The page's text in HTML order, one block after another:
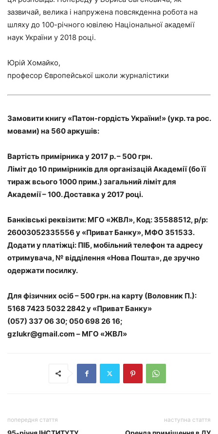
зазвичай, велика і напружена повсякденна робота на
шляху до 100-річного ювілею Національної академії
наук України у 2018 році.
Юрій Хомайко,
професор Європейської школи журналістики
Замовити книгу «Патон-гордість України!» (укр. та рос.
мовами) на 560 аркушів:
Вартість примірника у 2017 р. – 500 грн.
Ліміт до 10 примірників для організацій Академії (бо її
тираж всього 1000 прим.) загальний ліміт для
Академії – 100. Доставка у 2017 році.
Банківські реквізити: МГО «ЖВЛ», Код: 35588512, р/р:
26003052335556 у «Приват Банку», МФО 351533.
Додати у платіжці: ПІБ, мобільний телефон та адресу
отримувача, № відділення «Нова Пошта», де зручно
одержати посилку.
Для фізичних осіб – 500 грн. на карту (Воловник П.):
5168 7423 5032 2842 у «Приват Банку»
(057) 337 06 30; 050 698 26 16;
gzlukr@gmail.com – МГО «ЖВЛ»
попередня стаття наступна стаття